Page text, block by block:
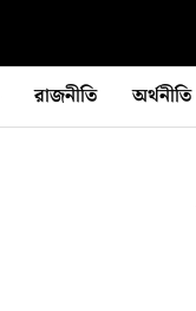
রাজনীতি অর্থনীতি